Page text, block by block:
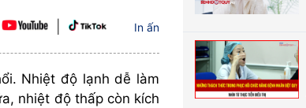
In ấn
Nhiệt độ lạnh dễ làm
nhiệt độ thấp còn kích